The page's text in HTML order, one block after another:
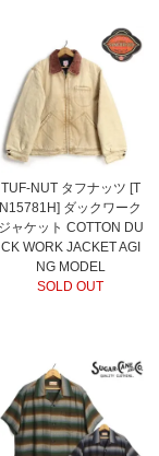
TUF-NUT タフナッツ [T
N15781H] ダックワーク
ジャケット COTTON DU
CK WORK JACKET AGI
NG MODEL
SOLD OUT